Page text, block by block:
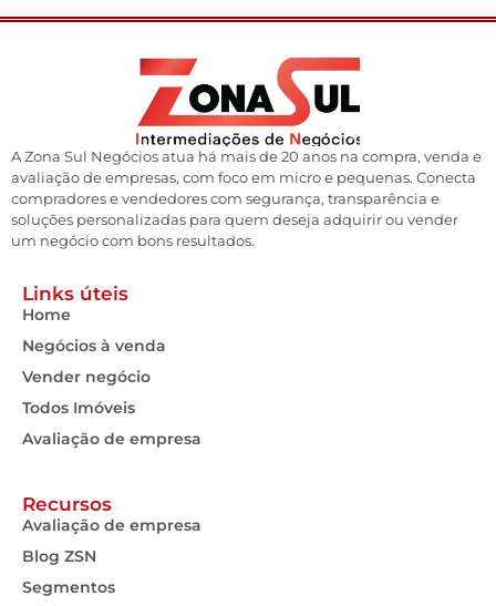
A Zona Sul Negócios atua há mais de 20 anos na compra, venda e
avaliação de empresas, com foco em micro e pequenas. Conecta
compradores e vendedores com segurança, transparência e
soluções personalizadas para quem deseja adquirir ou vender
um negócio com bons resultados.
Links úteis
Home
Negócios à venda
Vender negócio
Todos Imóveis
Avaliação de empresa
Recursos
Avaliação de empresa
Blog ZSN
Segmentos